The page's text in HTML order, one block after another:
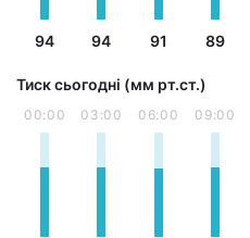
94 94 91 89
Тиск сьогодні (мм рт.ст.)
00:00 03:00 06:00 09:00